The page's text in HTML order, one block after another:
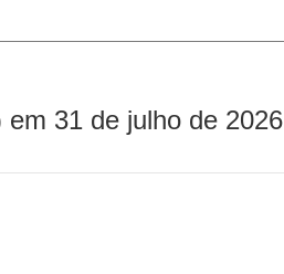
31 de julho de 2026